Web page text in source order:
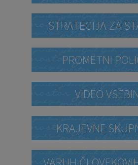
STRATEGIJA ZA
PROMETNI
VIDEO
KRAJEVNE